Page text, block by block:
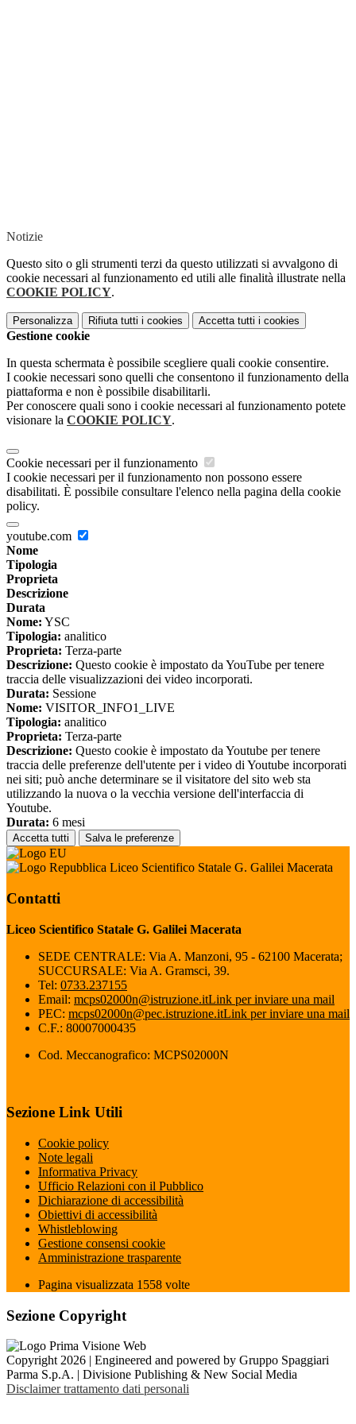
Notizie
Questo sito o gli strumenti terzi da questo utilizzati si avvalgono di
cookie necessari al funzionamento ed utili alle finalità illustrate nella
COOKIE POLICY.
Personalizza Rifiuta tutti i cookies Accetta tutti i cookies
Gestione cookie
In questa schermata è possibile scegliere quali cookie consentire.
I cookie necessari sono quelli che consentono il funzionamento della
piattaforma e non è possibile disabilitarli.
Per conoscere quali sono i cookie necessari al funzionamento potete
visionare la COOKIE POLICY.
Cookie necessari per il funzionamento
I cookie necessari per il funzionamento non possono essere
disabilitati. È possibile consultare l'elenco nella pagina della cookie
policy.
youtube.com
Nome
Tipologia
Proprieta
Descrizione
Durata
Nome: YSC
Tipologia: analitico
Proprieta: Terza-parte
Descrizione: Questo cookie è impostato da YouTube per tenere
traccia delle visualizzazioni dei video incorporati.
Durata: Sessione
Nome: VISITOR_INFO1_LIVE
Tipologia: analitico
Proprieta: Terza-parte
Descrizione: Questo cookie è impostato da Youtube per tenere
traccia delle preferenze dell'utente per i video di Youtube incorporati
nei siti; può anche determinare se il visitatore del sito web sta
utilizzando la nuova o la vecchia versione dell'interfaccia di
Youtube.
Durata: 6 mesi
Accetta tutti Salva le preferenze
Liceo Scientifico Statale G. Galilei Macerata
Contatti
Liceo Scientifico Statale G. Galilei Macerata
SEDE CENTRALE: Via A. Manzoni, 95 - 62100 Macerata;
SUCCURSALE: Via A. Gramsci, 39.
Tel: 0733.237155
Email: mcps02000n@istruzione.itLink per inviare una mail
PEC: mcps02000n@pec.istruzione.itLink per inviare una mail
C.F.: 80007000435
Cod. Meccanografico: MCPS02000N
Sezione Link Utili
Cookie policy
Note legali
Informativa Privacy
Ufficio Relazioni con il Pubblico
Dichiarazione di accessibilità
Obiettivi di accessibilità
Whistleblowing
Gestione consensi cookie
Amministrazione trasparente
Pagina visualizzata 1558 volte
Sezione Copyright
Copyright 2026 | Engineered and powered by Gruppo Spaggiari
Parma S.p.A. | Divisione Publishing & New Social Media
Disclaimer trattamento dati personali